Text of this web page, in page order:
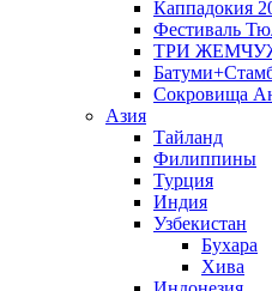
Каппадокия
Фестиваль
ТРИ
Сокровища
Азия
Тайланд
Филиппины
Турция
Индия
Узбекистан
Бухара
Хива